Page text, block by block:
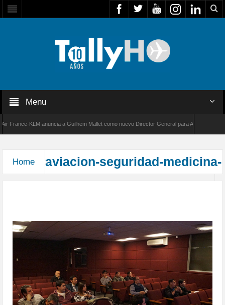
Menu
France-KLM anuncia a Guilhem Mallet como nuevo Director General para América Latina
Home aviacion-seguridad-medicina-
cmae-charla03